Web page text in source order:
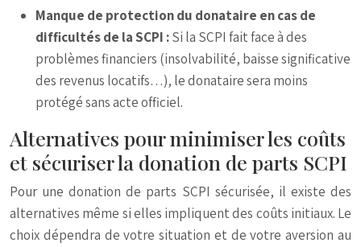
Manque de protection du donataire en cas de
difficultés de la SCPI :Si la SCPI fait face à des
problèmes financiers (insolvabilité, baisse significative
des revenus locatifs…), le donataire sera moins
protégé sans acte officiel.
Alternatives pour minimiser les coûts
et sécuriser la donation de parts SCPI
Pour une donation de parts SCPI sécurisée, il existe des
alternatives même si elles impliquent des coûts initiaux. Le
choix dépendra de votre situation et de votre aversion au